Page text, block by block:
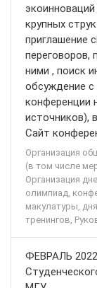
крупных
приглашение
переговоров,
ними , поиск
обсуждение
конференции
источников),
Сайт
Организация
(в том числе
Организация
олимпиад,
макулатуры,
тренингов,
ФЕВРАЛЬ 2022